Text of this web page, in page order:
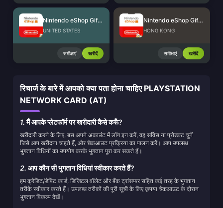
Nintendo eShop Gift Card (US)
UNITED STATES
समीक्षाएं खरीदें
Nintendo eShop Gift Card (HK)
HONG KONG
समीक्षाएं खरीदें
रिचार्ज के बारे में आपको क्या पता होना चाहिए PLAYSTATION
NETWORK CARD (AT)
1.मैं आपके प्लेटफॉर्म पर खरीदारी कैसे करूँ?
खरीदारी करने के लिए, बस अपने अकाउंट में लॉग इन करें, वह सर्विस या प्रोडक्ट चुनें
जिसे आप खरीदना चाहते हैं, और चेकआउट प्रक्रिया का पालन करें। आप उपलब्ध
भुगतान विधियों का उपयोग करके भुगतान पूरा कर सकते हैं।
2. आप कौन सी भुगतान विधियां स्वीकार करते हैं?
हम क्रेडिट/डेबिट कार्ड, डिजिटल वॉलेट और बैंक ट्रांसफर सहित कई तरह के भुगतान
तरीके स्वीकार करते हैं। उपलब्ध तरीकों की पूरी सूची के लिए कृपया चेकआउट के दौरान
भुगतान विकल्प देखें।